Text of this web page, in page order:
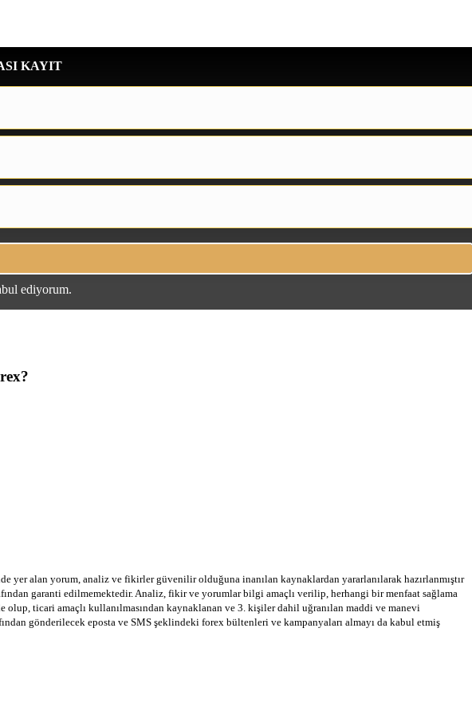
KAYIT
ediyorum.
yer alan yorum, analiz ve fikirler güvenilir olduğuna inanılan kaynaklardan yararlanılarak hazırlanmıştır
garanti edilmemektedir. Analiz, fikir ve yorumlar bilgi amaçlı verilip, herhangi bir menfaat sağlama
ticari amaçlı kullanılmasından kaynaklanan ve 3. kişiler dahil uğranılan maddi ve manevi
gönderilecek eposta ve SMS şeklindeki forex bültenleri ve kampanyaları almayı da kabul etmiş